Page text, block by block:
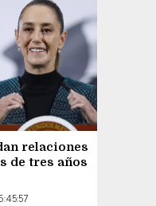
relaciones
de tres años